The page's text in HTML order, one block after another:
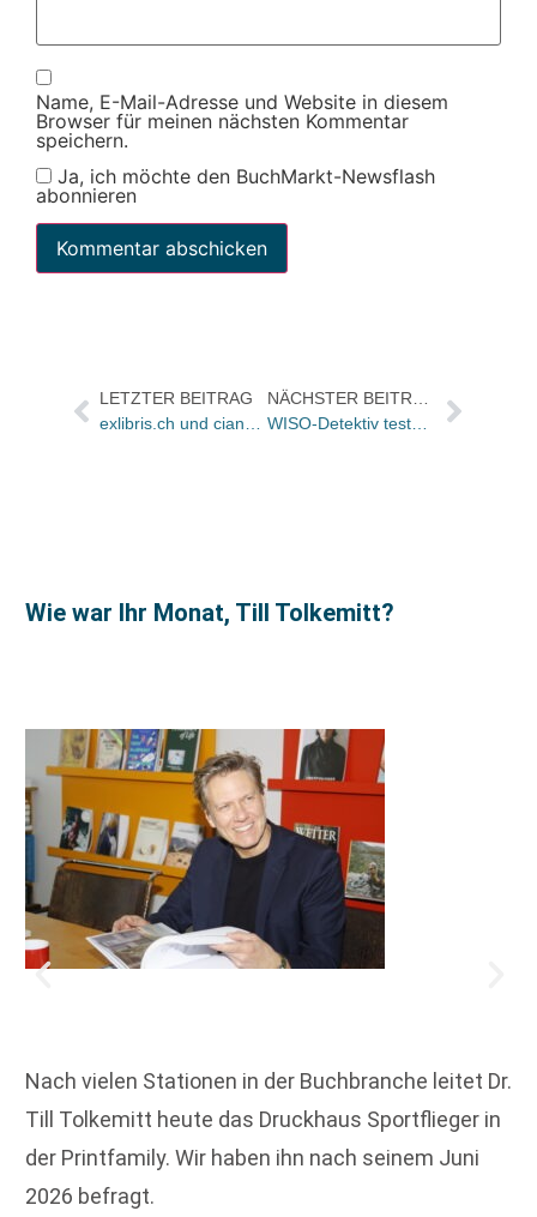
Name, E-Mail-Adresse und Website in diesem
Browser für meinen nächsten Kommentar
speichern.
Ja, ich möchte den BuchMarkt-Newsflash
abonnieren
LETZTER BEITRAG
Wie war Ihr Monat, Till Tolkemitt?
Nach vielen Stationen in der Buchbranche leitet Dr.
Till Tolkemitt heute das Druckhaus Sportflieger in
der Printfamily. Wir haben ihn nach seinem Juni
2026 befragt.